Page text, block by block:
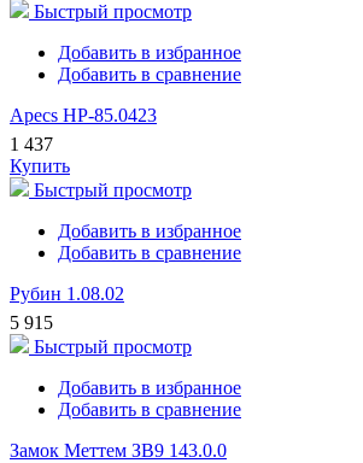
Быстрый просмотр
Добавить в избранное
Добавить в сравнение
Apecs HP-85.0423
1 437
Купить
Быстрый просмотр
Добавить в избранное
Добавить в сравнение
Рубин 1.08.02
5 915
Быстрый просмотр
Добавить в избранное
Добавить в сравнение
Замок Меттем ЗВ9 143.0.0